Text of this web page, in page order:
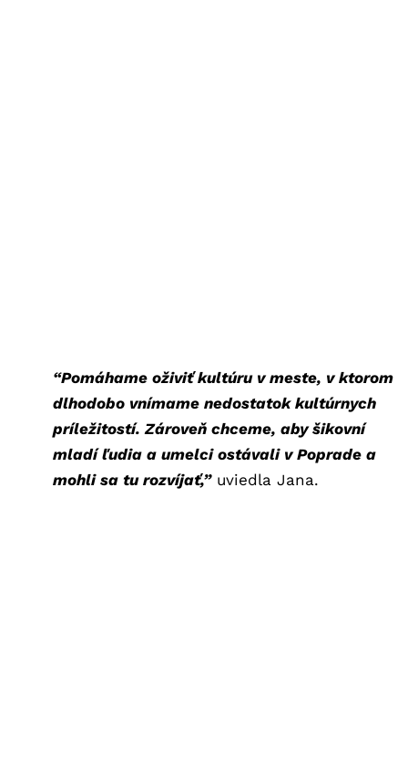
“Pomáhame oživiť kultúru v meste, v ktorom
dlhodobo vnímame nedostatok kultúrnych
príležitostí. Zároveň chceme, aby šikovní
mladí ľudia a umelci ostávali v Poprade a
mohli sa tu rozvíjať,”uviedla Jana.